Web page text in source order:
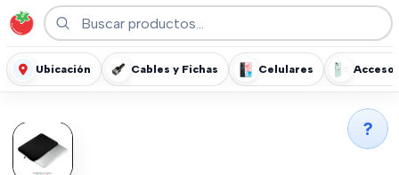
Ubicación Cables y Fichas Celulares
?